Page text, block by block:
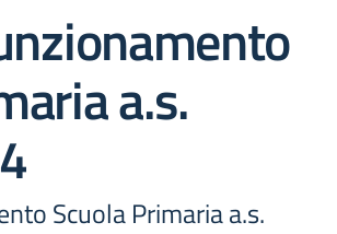
a.s.
Scuola Primaria a.s.